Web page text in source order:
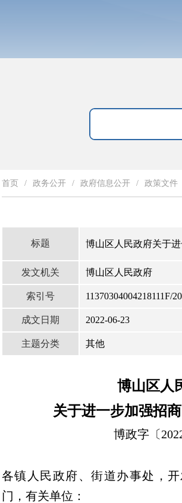
首页 / 政务公开 / 政府信息公开 / 政策文件
标题 博山区人民政府关于
发文机关 博山区人民政府
索引号 11370304004218111F/
成文日期 2022-06-23
主题分类 其他
博山区人
关于进一步加强招
博政字〔
各镇人民政府、街道办事处，
门，有关单位：